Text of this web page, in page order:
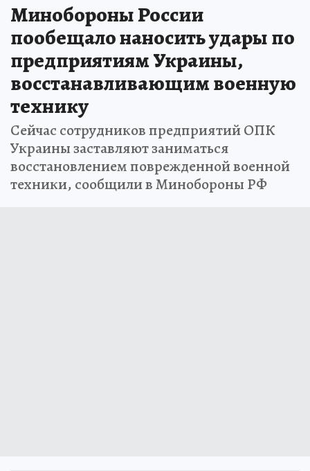
Минобороны России
пообещало наносить удары по
предприятиям Украины,
восстанавливающим военную
технику
Сейчас сотрудников предприятий ОПК
Украины заставляют заниматься
восстановлением поврежденной военной
техники, сообщили в Минобороны РФ